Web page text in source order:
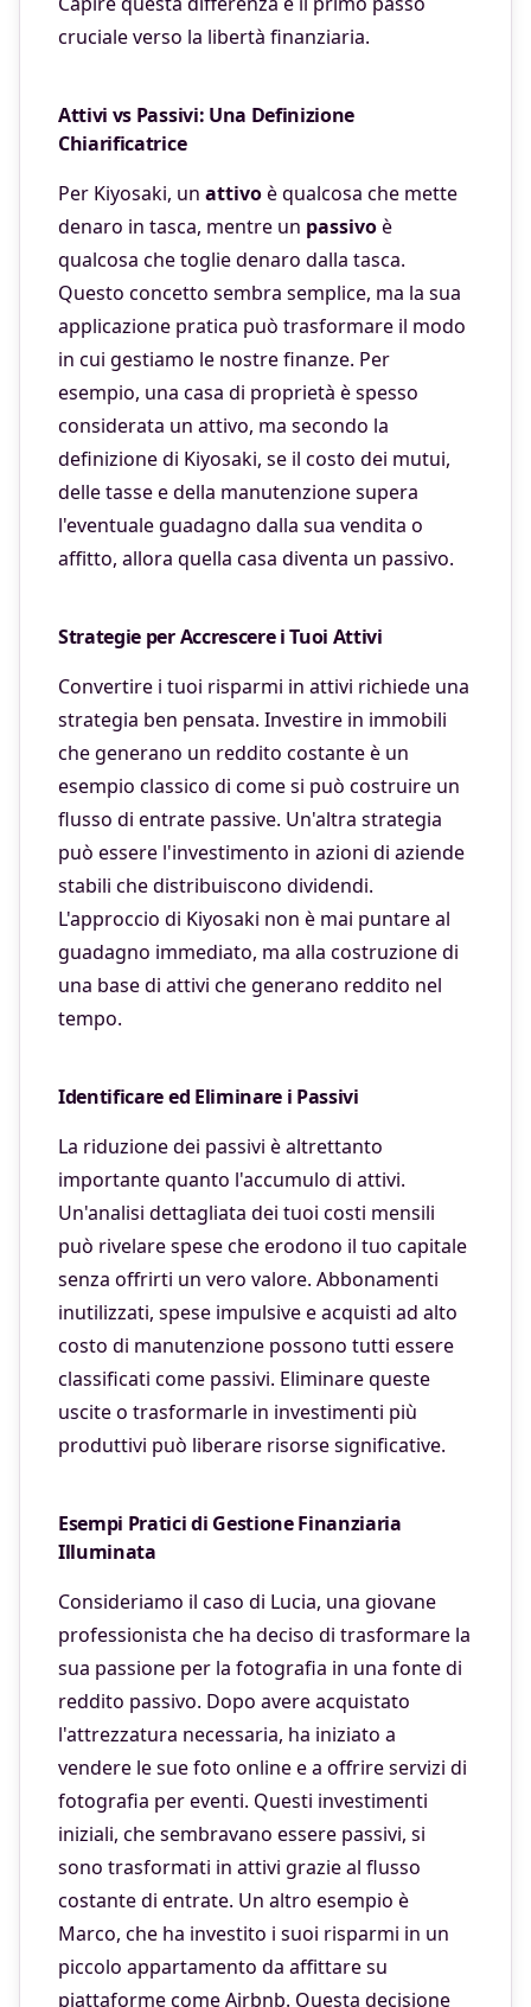
cruciale verso la libertà finanziaria.
Attivi vs Passivi: Una Definizione
Chiarificatrice
Per Kiyosaki, un attivoè qualcosa che mette
denaro in tasca, mentre un passivoè
qualcosa che toglie denaro dalla tasca.
Questo concetto sembra semplice, ma la sua
applicazione pratica può trasformare il modo
in cui gestiamo le nostre finanze. Per
esempio, una casa di proprietà è spesso
considerata un attivo, ma secondo la
definizione di Kiyosaki, se il costo dei mutui,
delle tasse e della manutenzione supera
l'eventuale guadagno dalla sua vendita o
affitto, allora quella casa diventa un passivo.
Strategie per Accrescere i Tuoi Attivi
Convertire i tuoi risparmi in attivi richiede una
strategia ben pensata. Investire in immobili
che generano un reddito costante è un
esempio classico di come si può costruire un
flusso di entrate passive. Un'altra strategia
può essere l'investimento in azioni di aziende
stabili che distribuiscono dividendi.
L'approccio di Kiyosaki non è mai puntare al
guadagno immediato, ma alla costruzione di
una base di attivi che generano reddito nel
tempo.
Identificare ed Eliminare i Passivi
La riduzione dei passivi è altrettanto
importante quanto l'accumulo di attivi.
Un'analisi dettagliata dei tuoi costi mensili
può rivelare spese che erodono il tuo capitale
senza offrirti un vero valore. Abbonamenti
inutilizzati, spese impulsive e acquisti ad alto
costo di manutenzione possono tutti essere
classificati come passivi. Eliminare queste
uscite o trasformarle in investimenti più
produttivi può liberare risorse significative.
Esempi Pratici di Gestione Finanziaria
Illuminata
Consideriamo il caso di Lucia, una giovane
professionista che ha deciso di trasformare la
sua passione per la fotografia in una fonte di
reddito passivo. Dopo avere acquistato
l'attrezzatura necessaria, ha iniziato a
vendere le sue foto online e a offrire servizi di
fotografia per eventi. Questi investimenti
iniziali, che sembravano essere passivi, si
sono trasformati in attivi grazie al flusso
costante di entrate. Un altro esempio è
Marco, che ha investito i suoi risparmi in un
piccolo appartamento da affittare su
piattaforme come Airbnb. Questa decisione